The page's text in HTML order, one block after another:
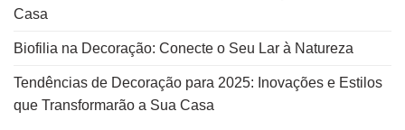
Casa
Biofilia na Decoração: Conecte o Seu Lar à Natureza
Tendências de Decoração para 2025: Inovações e Estilos
que Transformarão a Sua Casa